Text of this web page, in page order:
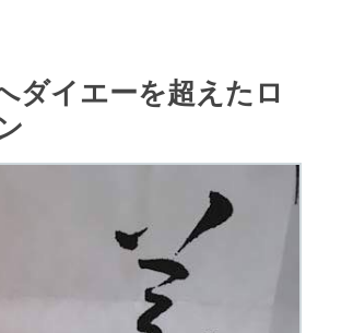
ダイエーを超えたロ